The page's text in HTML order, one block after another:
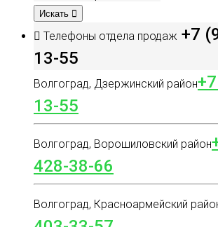
Искать
Телефоны отдела продаж +7
13-55
Волгоград, Дзержинский район
13-55
Волгоград, Ворошиловский район
428-38-66
Волгоград, Красноармейский